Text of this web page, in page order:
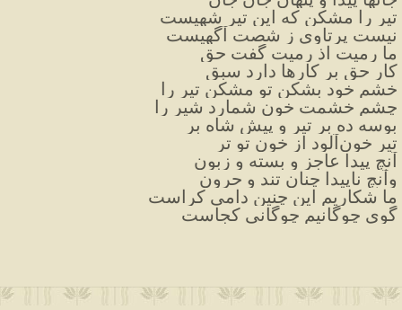
تیر را مشکن که این تیر شهیست
نیست پرتاوی ز شصت آگهیست
ما رمیت اذ رمیت گفت حق
کار حق بر کارها دارد سبق
خشم خود بشکن تو مشکن تیر را
چشم خشمت خون شمارد شیر را
بوسه ده بر تیر و پیش شاه بر
تیر خون‌آلود از خون تو تر
آنچ پیدا عاجز و بسته و زبون
وآنچ ناپیدا چنان تند و حرون
ما شکاریم این چنین دامی کراست
گوی چوگانیم چوگانی کجاست